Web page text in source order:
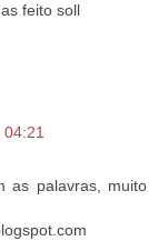
feito soll
04:21
as palavras, muito